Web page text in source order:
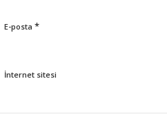
E-posta *
İnternet sitesi